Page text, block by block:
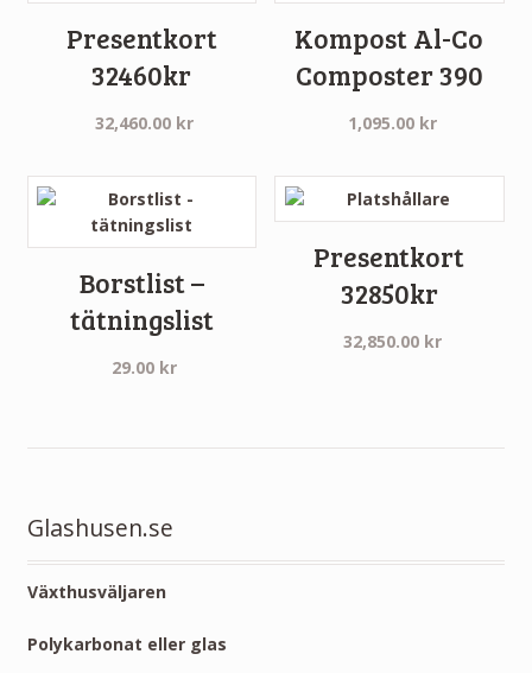
Presentkort
32460kr
32,460.00 kr
Kompost Al-Co
Composter 390
1,095.00 kr
Borstlist –
tätningslist
29.00 kr
Presentkort
32850kr
32,850.00 kr
Glashusen.se
Växthusväljaren
Polykarbonat eller glas